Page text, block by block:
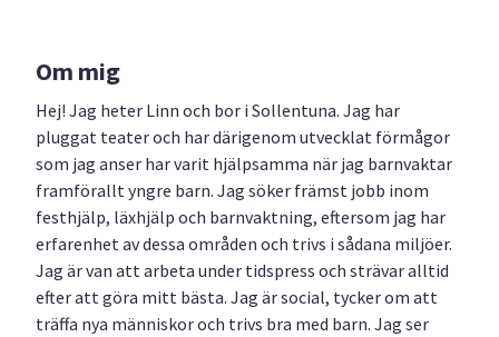
Om mig
Hej! Jag heter Linn och bor i Sollentuna. Jag har
pluggat teater och har därigenom utvecklat förmågor
som jag anser har varit hjälpsamma när jag barnvaktar
framförallt yngre barn. Jag söker främst jobb inom
festhjälp, läxhjälp och barnvaktning, eftersom jag har
erfarenhet av dessa områden och trivs i sådana miljöer.
Jag är van att arbeta under tidspress och strävar alltid
efter att göra mitt bästa. Jag är social, tycker om att
träffa nya människor och trivs bra med barn. Jag ser